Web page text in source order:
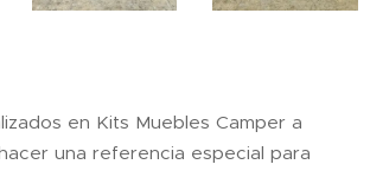
en Kits Muebles Camper a
una referencia especial para